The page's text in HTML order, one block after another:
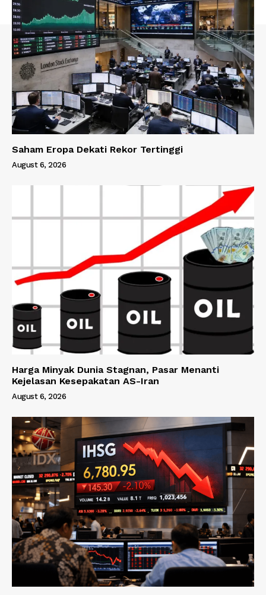
Saham Eropa Dekati Rekor Tertinggi
August 6, 2026
Harga Minyak Dunia Stagnan, Pasar Menanti
Kejelasan Kesepakatan AS-Iran
August 6, 2026